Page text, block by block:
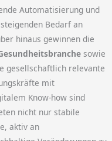
Automatisierung und
Bedarf an
hinaus gewinnen die
sowie
gesellschaftlich relevante
mit
Know-how sind
nicht nur stabile
aktiv an